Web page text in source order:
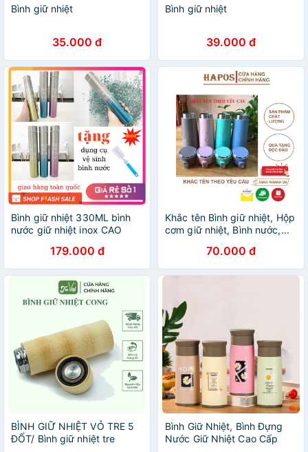
Bình giữ nhiệt
35.000 đ
Bình giữ nhiệt
39.000 đ
Bình giữ nhiệt 330ML bình
nước giữ nhiệt inox CAO
179.000 đ
Khắc tên Bình giữ nhiệt, Hộp
cơm giữ nhiệt, Bình nước,...
70.000 đ
BÌNH GIỮ NHIỆT VỎ TRE 5
ĐỐT/ Bình giữ nhiệt tre
Bình Giữ Nhiệt, Bình Đựng
Nước Giữ Nhiệt Cao Cấp